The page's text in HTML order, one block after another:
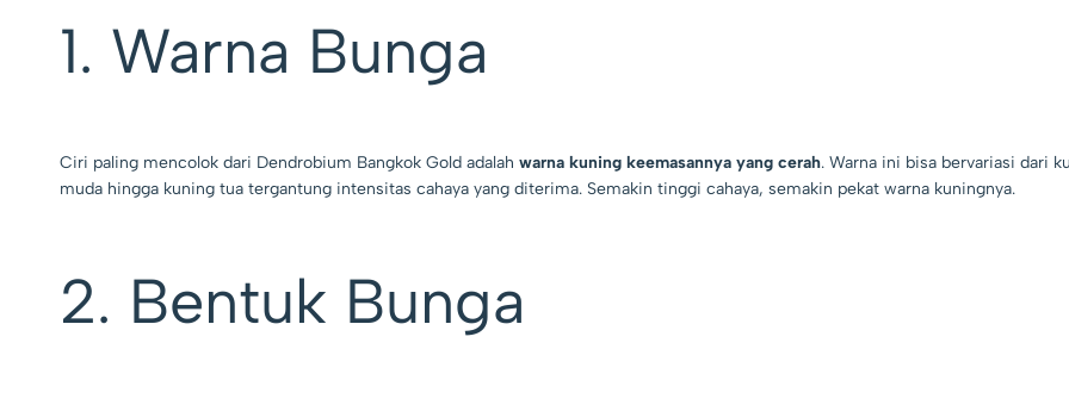
1. Warna Bunga
Ciri paling mencolok dari Dendrobium Bangkok Gold adalah warna kuning keemasannya yang cerah. Warna ini bisa bervariasi dari
muda hingga kuning tua tergantung intensitas cahaya yang diterima. Semakin tinggi cahaya, semakin pekat warna kuningnya.
2. Bentuk Bunga